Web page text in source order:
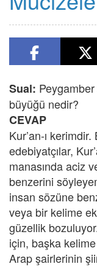
Sual:
büyüğü nedir?
CEVAP
Kur’an-ı
edebiyatçılar,
manasında aciz
benzerini
insan sözüne
veya bir kelime
güzellik
için, başka kelime
Arap şairlerinin